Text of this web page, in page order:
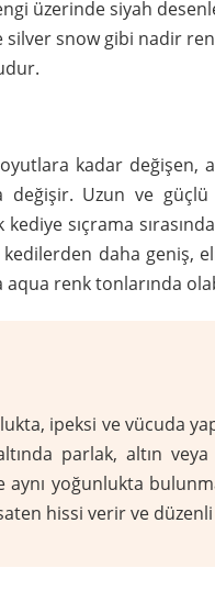
üzerinde siyah
snow gibi nadir
kadar değişen,
değişir. Uzun ve
sıçrama
kedilerden daha
aqua renk tonlarında
ipeksi ve vücuda
parlak, altın
aynı yoğunlukta
hissi verir ve